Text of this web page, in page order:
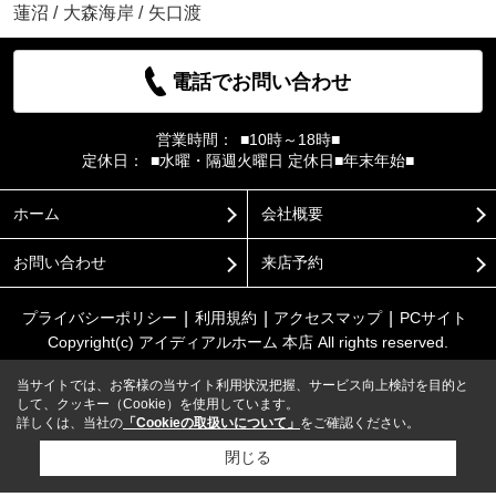
蓮沼 / 大森海岸 / 矢口渡
電話でお問い合わせ
営業時間：
■10時～18時■
定休日：
■水曜・隔週火曜日 定休日■年末年始■
ホーム 会社概要
お問い合わせ 来店予約
プライバシーポリシー 利用規約 アクセスマップ
PCサイト
Copyright(c) アイディアルホーム 本店 All rights reserved.
当サイトでは、お客様の当サイト利用状況把握、サービス向上検討を目的と
して、クッキー（Cookie）を使用しています。
詳しくは、当社の 「Cookieの取扱いについて」 をご確認ください。
閉じる